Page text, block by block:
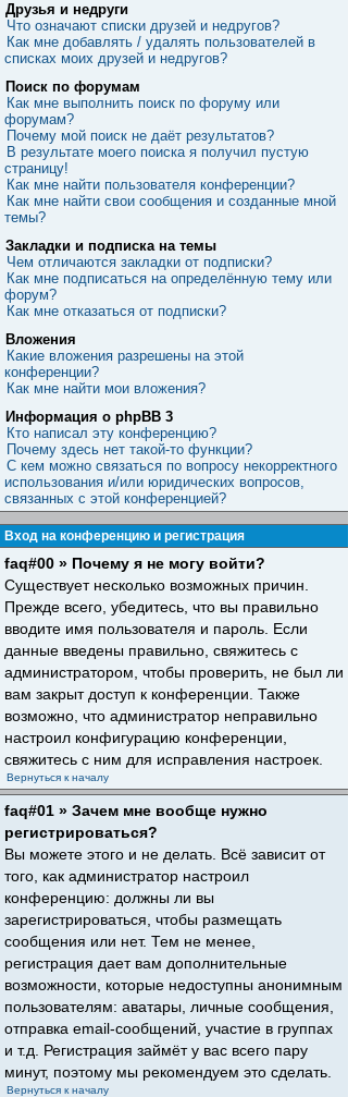
Друзья и недруги
Что означают списки друзей и недругов?
Как мне добавлять / удалять пользователей в
списках моих друзей и недругов?
Поиск по форумам
Как мне выполнить поиск по форуму или
форумам?
Почему мой поиск не даёт результатов?
В результате моего поиска я получил пустую
страницу!
Как мне найти пользователя конференции?
Как мне найти свои сообщения и созданные мной
темы?
Закладки и подписка на темы
Чем отличаются закладки от подписки?
Как мне подписаться на определённую тему или
форум?
Как мне отказаться от подписки?
Вложения
Какие вложения разрешены на этой
конференции?
Как мне найти мои вложения?
Информация о phpBB 3
Кто написал эту конференцию?
Почему здесь нет такой-то функции?
С кем можно связаться по вопросу некорректного
использования и/или юридических вопросов,
связанных с этой конференцией?
Вход на конференцию и регистрация
faq#00 » Почему я не могу войти?
Существует несколько возможных причин.
Прежде всего, убедитесь, что вы правильно
вводите имя пользователя и пароль. Если
данные введены правильно, свяжитесь с
администратором, чтобы проверить, не был ли
вам закрыт доступ к конференции. Также
возможно, что администратор неправильно
настроил конфигурацию конференции,
свяжитесь с ним для исправления настроек.
Вернуться к началу
faq#01 » Зачем мне вообще нужно
регистрироваться?
Вы можете этого и не делать. Всё зависит от
того, как администратор настроил
конференцию: должны ли вы
зарегистрироваться, чтобы размещать
сообщения или нет. Тем не менее,
регистрация дает вам дополнительные
возможности, которые недоступны анонимным
пользователям: аватары, личные сообщения,
отправка email-сообщений, участие в группах
и т.д. Регистрация займёт у вас всего пару
минут, поэтому мы рекомендуем это сделать.
Вернуться к началу